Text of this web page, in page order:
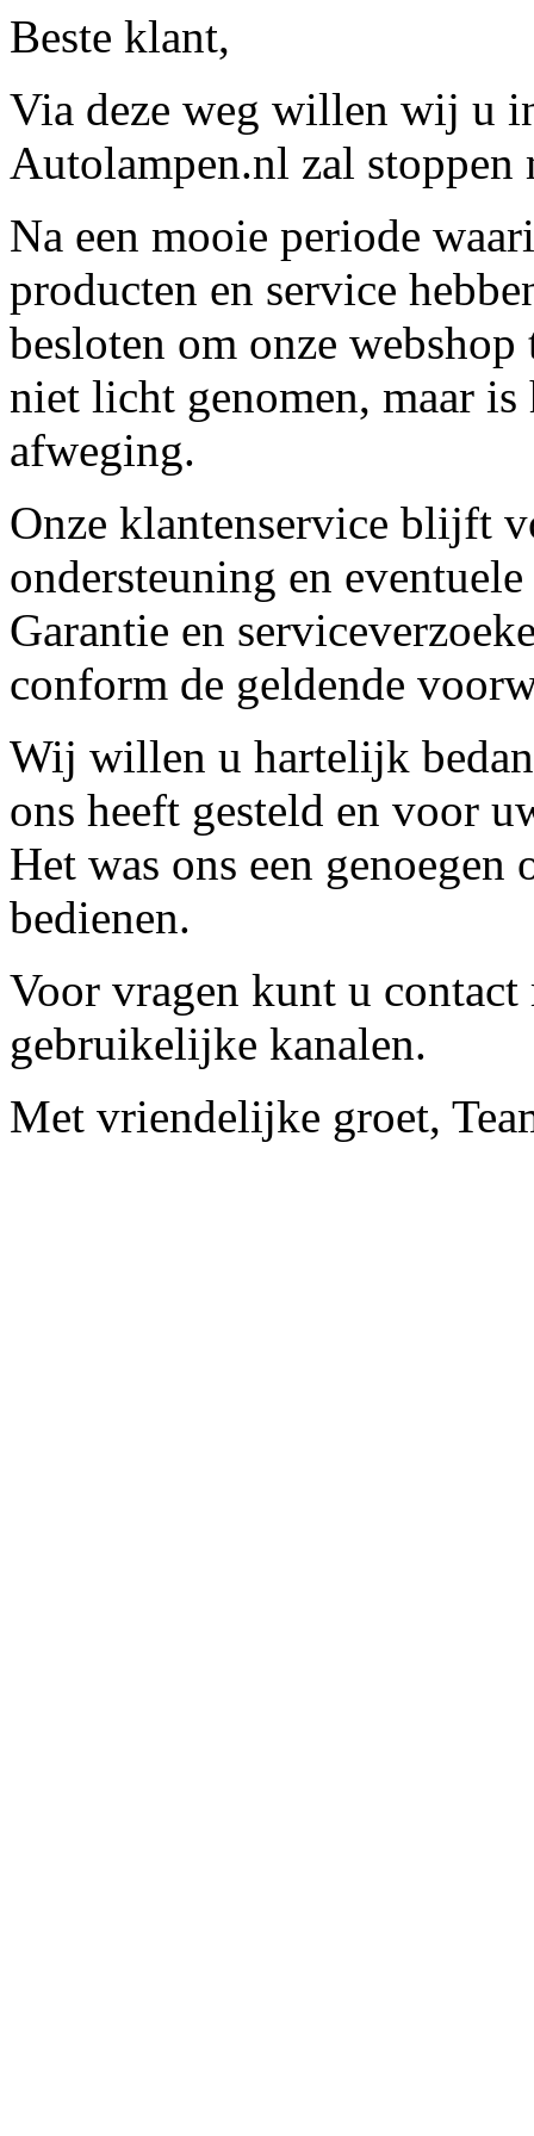
Beste klant,
Via deze weg willen wij u
Autolampen.nl zal stoppen
Na een mooie periode
producten en service
besloten om onze
niet licht genomen, maar
afweging.
Onze klantenservice blijft
ondersteuning en
Garantie en
conform de geldende
Wij willen u hartelijk
ons heeft gesteld en voor
Het was ons een
bedienen.
Voor vragen kunt u contact
gebruikelijke kanalen.
Met vriendelijke groet,